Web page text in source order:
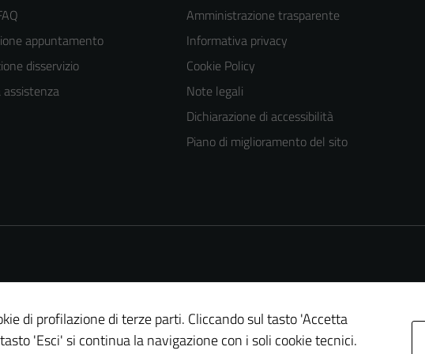
appuntamento
disservizio
assistenza
Amministrazione trasparente
Informativa privacy
Cookie Policy
Note legali
Dichiarazione di accessibilità
Piano di miglioramento del sito
di profilazione di terze parti. Cliccando sul tasto 'Accetta
'Esci' si continua la navigazione con i soli cookie tecnici.